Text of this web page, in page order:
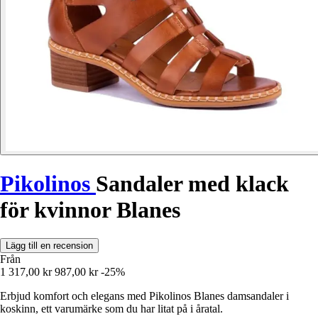
Pikolinos Sandaler med klack
för kvinnor Blanes
Lägg till en recension
Från
1 317,00 kr 987,00 kr -25%
Erbjud komfort och elegans med Pikolinos Blanes damsandaler i
koskinn, ett varumärke som du har litat på i åratal.